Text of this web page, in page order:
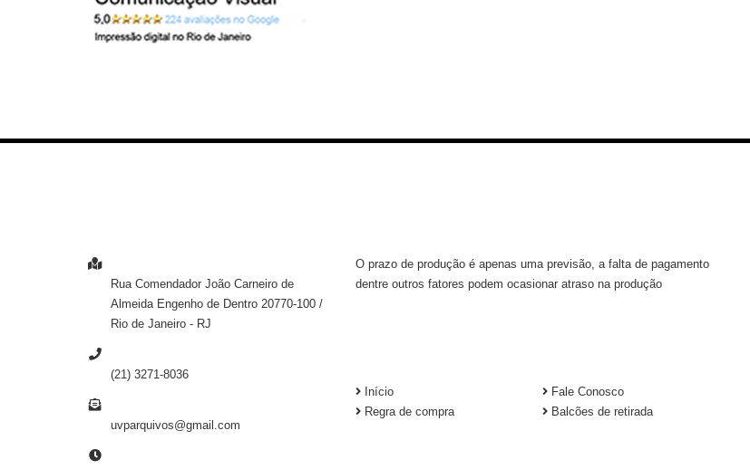
Rua Comendador João Carneiro de
Almeida Engenho de Dentro 20770-100 /
Rio de Janeiro - RJ
(21) 3271-8036
uvparquivos@gmail.com
O prazo de produção é apenas uma previsão, a falta de pagamento
dentre outros fatores podem ocasionar atraso na produção
Início
Fale Conosco
Regra de compra
Balcões de retirada